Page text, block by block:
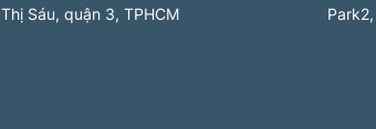
Thị Sáu, quận 3, TPHCM